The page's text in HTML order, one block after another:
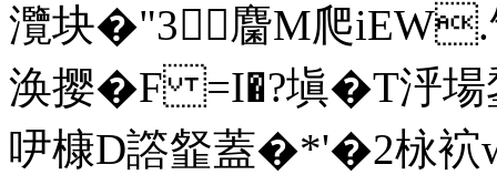
灠块�"3麕M爬
涣撄�F =I�?塡�T泘場
吚槺D譗韰蓋�*'�2栐袕